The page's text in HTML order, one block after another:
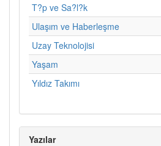
T?p ve Sa?l?k
Ulaşım ve Haberleşme
Uzay Teknolojisi
Yaşam
Yıldız Takımı
Yazılar